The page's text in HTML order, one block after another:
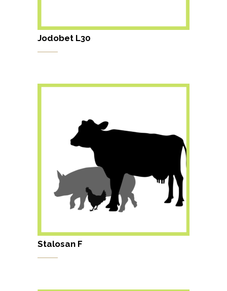
Jodobet L30
Stalosan F